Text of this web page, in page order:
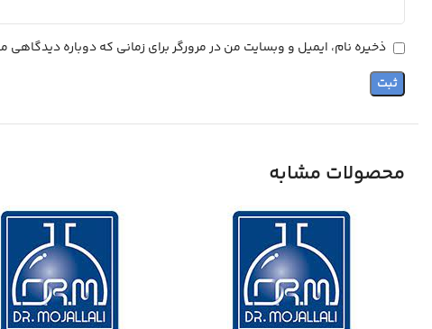
ذخیره نام، ایمیل و وبسایت من در مرورگر برای زمانی که دوباره
محصولات مشابه